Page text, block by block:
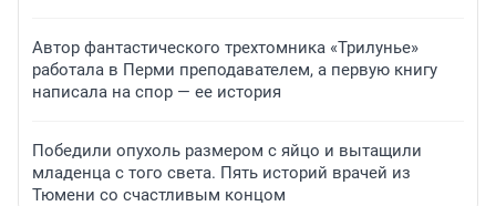
Автор фантастического трехтомника «Трилунье»
работала в Перми преподавателем, а первую книгу
написала на спор — ее история
Победили опухоль размером с яйцо и вытащили
младенца с того света. Пять историй врачей из
Тюмени со счастливым концом